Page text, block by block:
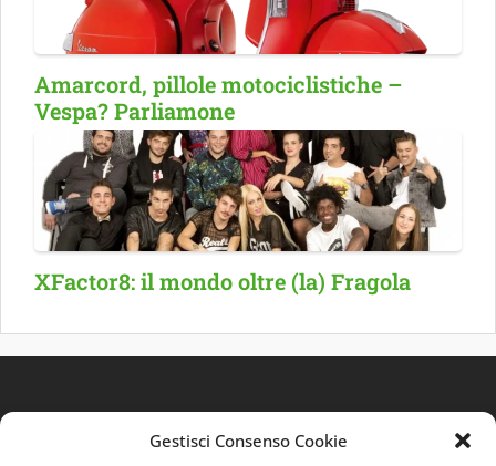
Gestisci Consenso Cookie
Amarcord, pillole motociclistiche –
Vespa? Parliamone
XFactor8: il mondo oltre (la) Fragola